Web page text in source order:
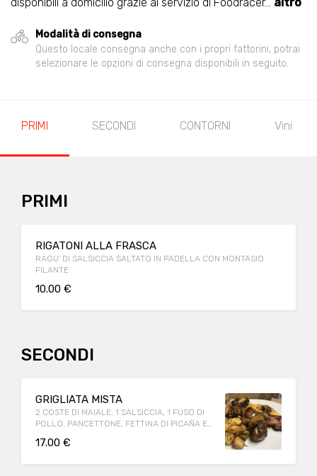
Modalità di consegna
Questo locale consegna anche con i propri fattorini, potrai
selezionare le opzioni di consegna disponibili in seguito.
PRIMI SECONDI CONTORNI Vini
PRIMI
RIGATONI ALLA FRASCA
RAGU' DI SALSICCIA SALTATO IN PADELLA CON MONTASIO
FILANTE
10.00 €
SECONDI
GRIGLIATA MISTA
2 COSTE DI MAIALE, 1 SALSICCIA, 1 FUSO DI
POLLO, PANCETTONE, FETTINA DI PICAÑA E
17.00 €